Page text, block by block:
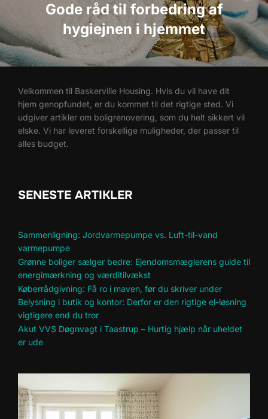
Gode råd til forbedring af
hygiejnen i hjemmet
Velkommen til Baskerville Housing. Hvis du vil have dit
hjem genopfundet, er du kommet til det rigtige sted. Vi
udgiver artikler om boligrenovering, som du helt sikkert vil
elske. Vi har leveret forskellige muligheder, der passer til
alles budget.
SENESTE ARTIKLER
Sammenligning: Jordvarmepumpe vs. Luft-til-vand
varmepumpe
Grønne boliger sælger bedre: Ejendomsmæglerens guide til
energimærkning og værditilvækst
Køberrådgivning: Få ro i maven, før du skriver under
Belysning i butik og kontor: Derfor er den rigtige el-løsning
vigtigere end du tror
Akut VVS Døgnvagt i Taastrup – Hurtig hjælp når uheldet
er ude